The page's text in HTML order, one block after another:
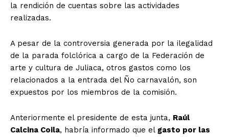
la rendición de cuentas sobre las actividades
realizadas.
A pesar de la controversia generada por la ilegalidad
de la parada folclórica a cargo de la Federación de
arte y cultura de Juliaca, otros gastos como los
relacionados a la entrada del Ño carnavalón, son
expuestos por los miembros de la comisión.
Anteriormente el presidente de esta junta, Raúl
Calcina Coila, habría informado que el gasto por las